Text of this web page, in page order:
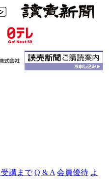
講まで Q & A 会員優待 よ